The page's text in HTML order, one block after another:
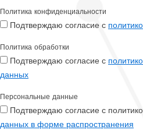
Политика конфиденциальности
Подтверждаю согласие с
Политика обработки
Подтверждаю согласие с
данных
Персональные данные
Подтверждаю согласие с
данных в форме распространения